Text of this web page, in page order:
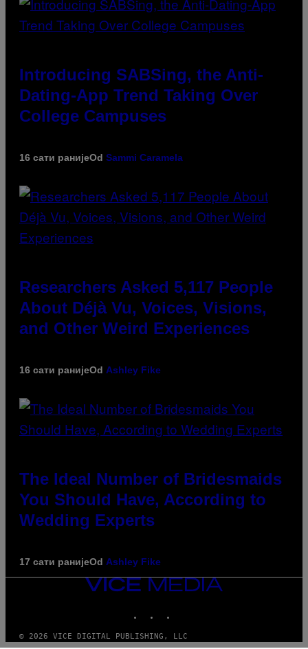
Introducing SABSing, the Anti-
Dating-App Trend Taking Over
College Campuses
16 сати ранијеOd Sammi Caramela
Researchers Asked 5,117 People
About Déjà Vu, Voices, Visions,
and Other Weird Experiences
16 сати ранијеOd Ashley Fike
The Ideal Number of Bridesmaids
You Should Have, According to
Wedding Experts
17 сати ранијеOd Ashley Fike
VICE
MEDIA
© 2026 VICE DIGITAL PUBLISHING, LLC